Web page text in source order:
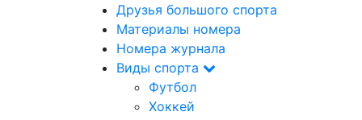
Друзья большого спорта
Материалы номера
Номера журнала
Виды спорта
Футбол
Хоккей